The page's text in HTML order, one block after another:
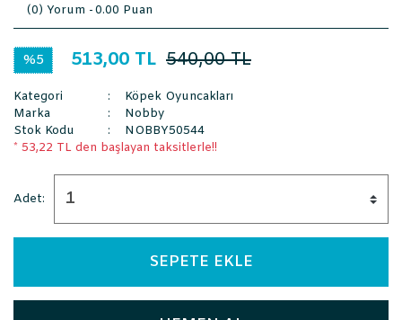
(0) Yorum -0.00 Puan
%5 513,00 TL 540,00 TL
Kategori
Köpek Oyuncakları
Marka
Nobby
Stok Kodu
NOBBY50544
* 53,22 TL den başlayan taksitlerle!!
Adet:
SEPETE EKLE